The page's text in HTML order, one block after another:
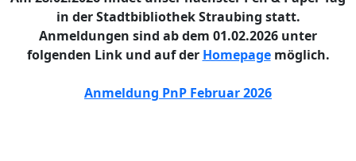
in der Stadtbibliothek Straubing statt.
Anmeldungen sind ab dem 01.02.2026 unter
folgenden Link und auf der Homepagemöglich.
Anmeldung PnP Februar 2026